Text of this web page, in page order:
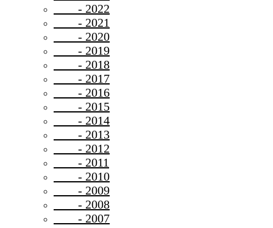
- 2022
- 2021
- 2020
- 2019
- 2018
- 2017
- 2016
- 2015
- 2014
- 2013
- 2012
- 2011
- 2010
- 2009
- 2008
- 2007